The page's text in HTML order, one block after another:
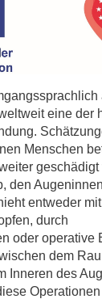
eine der
Menschen
den
entweder
durch
oder operative
dem
Inneren des
Operationen